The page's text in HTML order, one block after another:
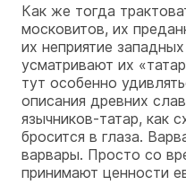
Как же тогда
московитов, их
их неприятие
усматривают их
тут особенно
описания древних
язычников-татар, как
бросится в глаза.
варвары. Просто со
принимают ценности